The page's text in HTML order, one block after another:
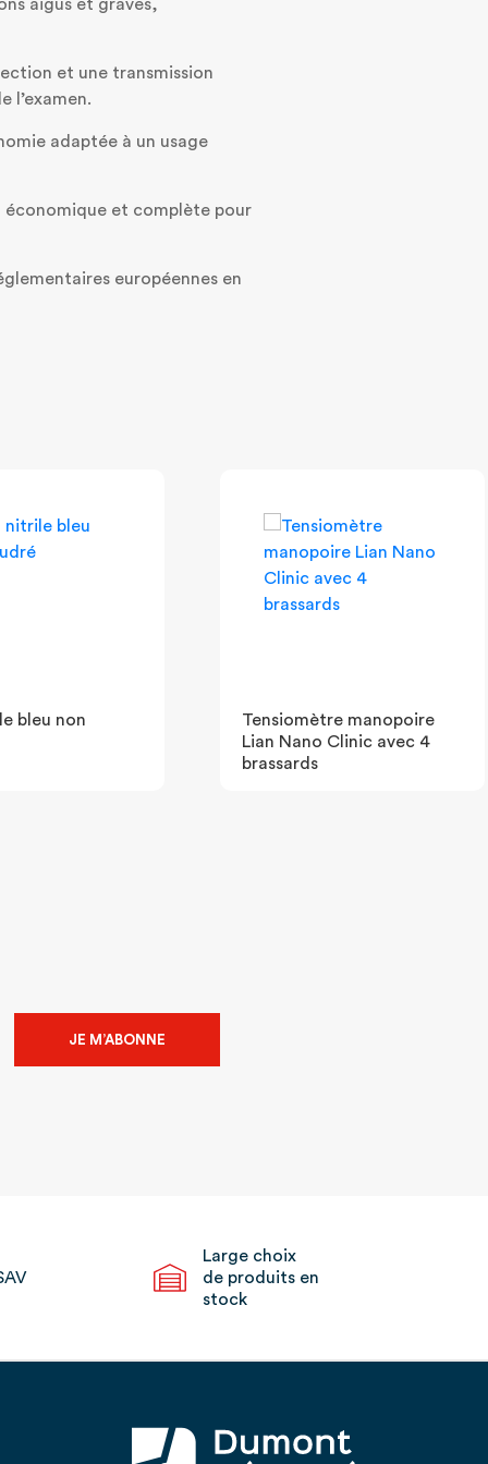
aigus et graves,
et une transmission
l’examen.
adaptée à un usage
économique et complète pour
européennes en
bleu non
Tensiomètre manopoire
Lian Nano Clinic avec 4
brassards
JE M’ABONNE
Large choix
de produits en
stock